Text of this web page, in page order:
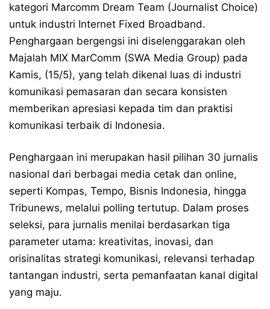
kategori Marcomm Dream Team (Journalist Choice)
untuk industri Internet Fixed Broadband.
Penghargaan bergengsi ini diselenggarakan oleh
Majalah MIX MarComm (SWA Media Group) pada
Kamis, (15/5), yang telah dikenal luas di industri
komunikasi pemasaran dan secara konsisten
memberikan apresiasi kepada tim dan praktisi
komunikasi terbaik di Indonesia.
Penghargaan ini merupakan hasil pilihan 30 jurnalis
nasional dari berbagai media cetak dan online,
seperti Kompas, Tempo, Bisnis Indonesia, hingga
Tribunews, melalui polling tertutup. Dalam proses
seleksi, para jurnalis menilai berdasarkan tiga
parameter utama: kreativitas, inovasi, dan
orisinalitas strategi komunikasi, relevansi terhadap
tantangan industri, serta pemanfaatan kanal digital
yang maju.